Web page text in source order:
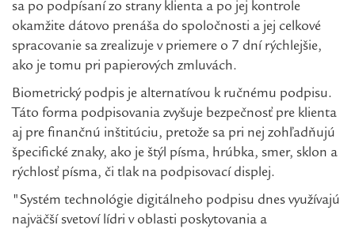
sa po podpísaní zo strany klienta a po jej kontrole
okamžite dátovo prenáša do spoločnosti a jej celkové
spracovanie sa zrealizuje v priemere o 7 dní rýchlejšie,
ako je tomu pri papierových zmluvách.
Biometrický podpis je alternatívou k ručnému podpisu.
Táto forma podpisovania zvyšuje bezpečnosť pre klienta
aj pre finančnú inštitúciu, pretože sa pri nej zohľadňujú
špecifické znaky, ako je štýl písma, hrúbka, smer, sklon a
rýchlosť písma, či tlak na podpisovací displej.
"Systém technológie digitálneho podpisu dnes využívajú
najväčší svetoví lídri v oblasti poskytovania a